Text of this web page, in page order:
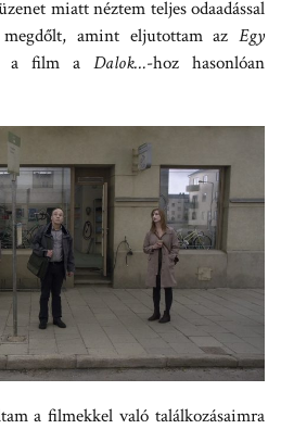
miatt néztem teljes odaadással
amint eljutottam azEgy
a film a Dalok…-hoz hasonlóan
a filmekkel való találkozásaimra